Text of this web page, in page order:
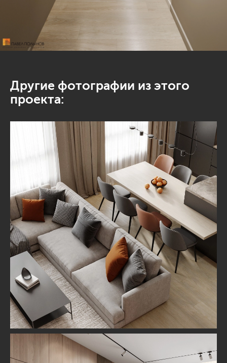
Другие фотографии из этого
проекта: